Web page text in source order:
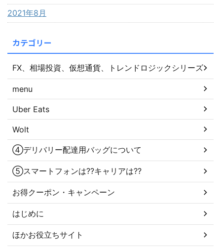
2021年8月
カテゴリー
FX、相場投資、仮想通貨、トレンドロジックシリーズ
menu
Uber Eats
Wolt
④デリバリー配達用バッグについて
⑤スマートフォンは??キャリアは??
お得クーポン・キャンペーン
はじめに
ほかお役立ちサイト